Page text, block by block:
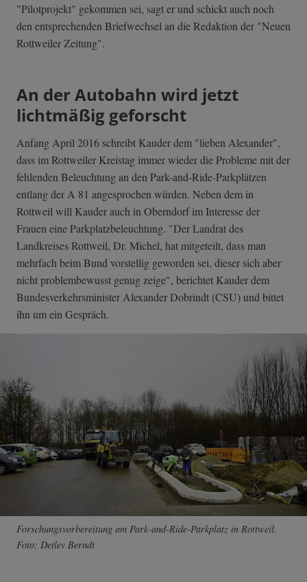
"Pilotprojekt" gekommen sei, sagt er und schickt auch noch
den entsprechenden Briefwechsel an die Redaktion der "Neuen
Rottweiler Zeitung".
An der Autobahn wird jetzt
lichtmäßig geforscht
Anfang April 2016 schreibt Kauder dem "lieben Alexander",
dass im Rottweiler Kreistag immer wieder die Probleme mit der
fehlenden Beleuchtung an den Park-and-Ride-Parkplätzen
entlang der A 81 angesprochen würden. Neben dem in
Rottweil will Kauder auch in Oberndorf im Interesse der
Frauen eine Parkplatzbeleuchtung. "Der Landrat des
Landkreises Rottweil, Dr. Michel, hat mitgeteilt, dass man
mehrfach beim Bund vorstellig geworden sei, dieser sich aber
nicht problembewusst genug zeige", berichtet Kauder dem
Bundesverkehrsminister Alexander Dobrindt (CSU) und bittet
ihn um ein Gespräch.
Forschungsvorbereitung am Park-and-Ride-Parkplatz in Rottweil.
Foto: Detlev Berndt